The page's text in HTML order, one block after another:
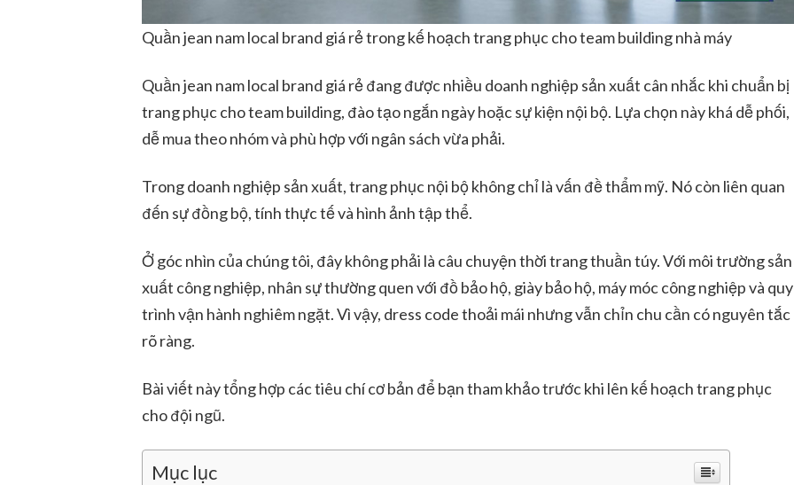
Quần jean nam local brand giá rẻ trong kế hoạch trang phục cho team building nhà máy
Quần jean nam local brand giá rẻ đang được nhiều doanh nghiệp sản xuất cân nhắc khi chuẩn bị
trang phục cho team building, đào tạo ngắn ngày hoặc sự kiện nội bộ. Lựa chọn này khá dễ phối,
dễ mua theo nhóm và phù hợp với ngân sách vừa phải.
Trong doanh nghiệp sản xuất, trang phục nội bộ không chỉ là vấn đề thẩm mỹ. Nó còn liên quan
đến sự đồng bộ, tính thực tế và hình ảnh tập thể.
Ở góc nhìn của chúng tôi, đây không phải là câu chuyện thời trang thuần túy. Với môi trường sản
xuất công nghiệp, nhân sự thường quen với đồ bảo hộ, giày bảo hộ, máy móc công nghiệp và quy
trình vận hành nghiêm ngặt. Vì vậy, dress code thoải mái nhưng vẫn chỉn chu cần có nguyên tắc
rõ ràng.
Bài viết này tổng hợp các tiêu chí cơ bản để bạn tham khảo trước khi lên kế hoạch trang phục
cho đội ngũ.
Mục lục